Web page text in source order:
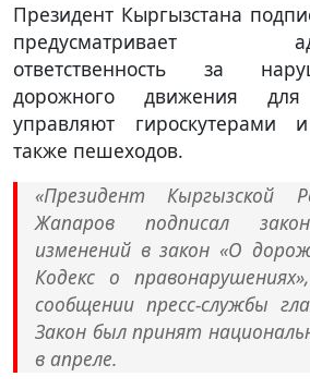
Президент Кыргызстана
предусматривает
ответственность за
дорожного движения
управляют гироскутерами
также пешеходов.
«Президент Кыргызской
Жапаров подписал
изменений в закон «О
Кодекс о
сообщении пресс-службы
Закон был принят
в апреле.